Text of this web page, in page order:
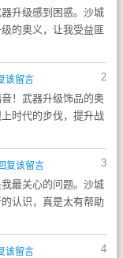
升级感到困惑。沙城
的奥义，让我受益匪
2
该留言
！武器升级饰品的奥
时代的步伐，提升战
3
复该留言
最关心的问题。沙城
认识，真是太有帮助
4
该留言